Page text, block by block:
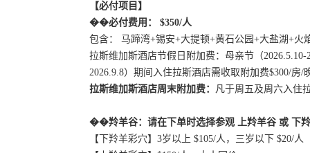
【必付项目】
��必付费用：
$350/人
包含：
马蹄湾+锡安+大提顿+黄石公园+大盐湖+火
拉斯维加斯酒店节假日附加费：母亲节（
2026.9.8）期间入住拉斯酒店需收取附加费$300/房/
拉斯维加斯酒店周末附加费： 凡于周五及周六入住
��羚羊谷：请在下单时选择参观 上羚羊谷 或
下
【下羚羊彩穴】 3岁以上 $105/人，三岁以下 $20/人